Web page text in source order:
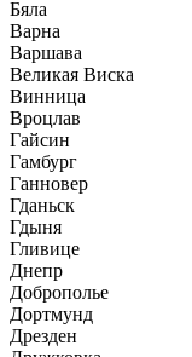
Бяла
Варна
Варшава
Великая Виска
Винница
Вроцлав
Гайсин
Гамбург
Ганновер
Гданьск
Гдыня
Гливице
Днепр
Доброполье
Дортмунд
Дрезден